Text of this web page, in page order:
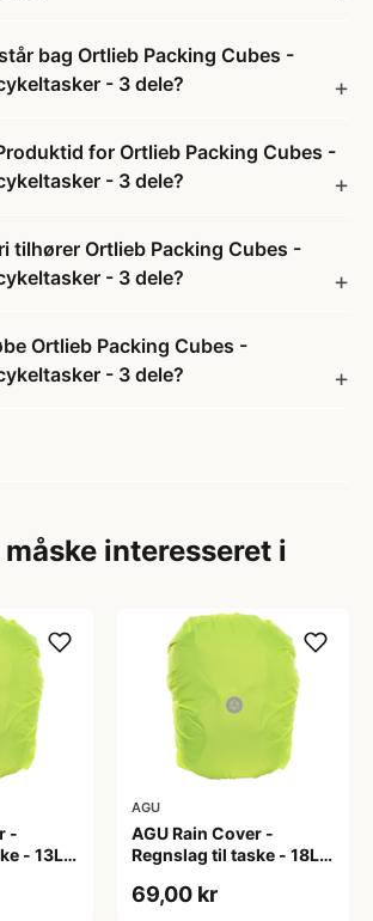
bag Ortlieb Packing Cubes -
- 3 dele?
for Ortlieb Packing Cubes -
- 3 dele?
tilhører Ortlieb Packing Cubes -
- 3 dele?
Ortlieb Packing Cubes -
- 3 dele?
måske interesseret i
-
- 13L -
AGU
AGU Rain Cover -
Regnslag til taske - 18L -
69,00 kr